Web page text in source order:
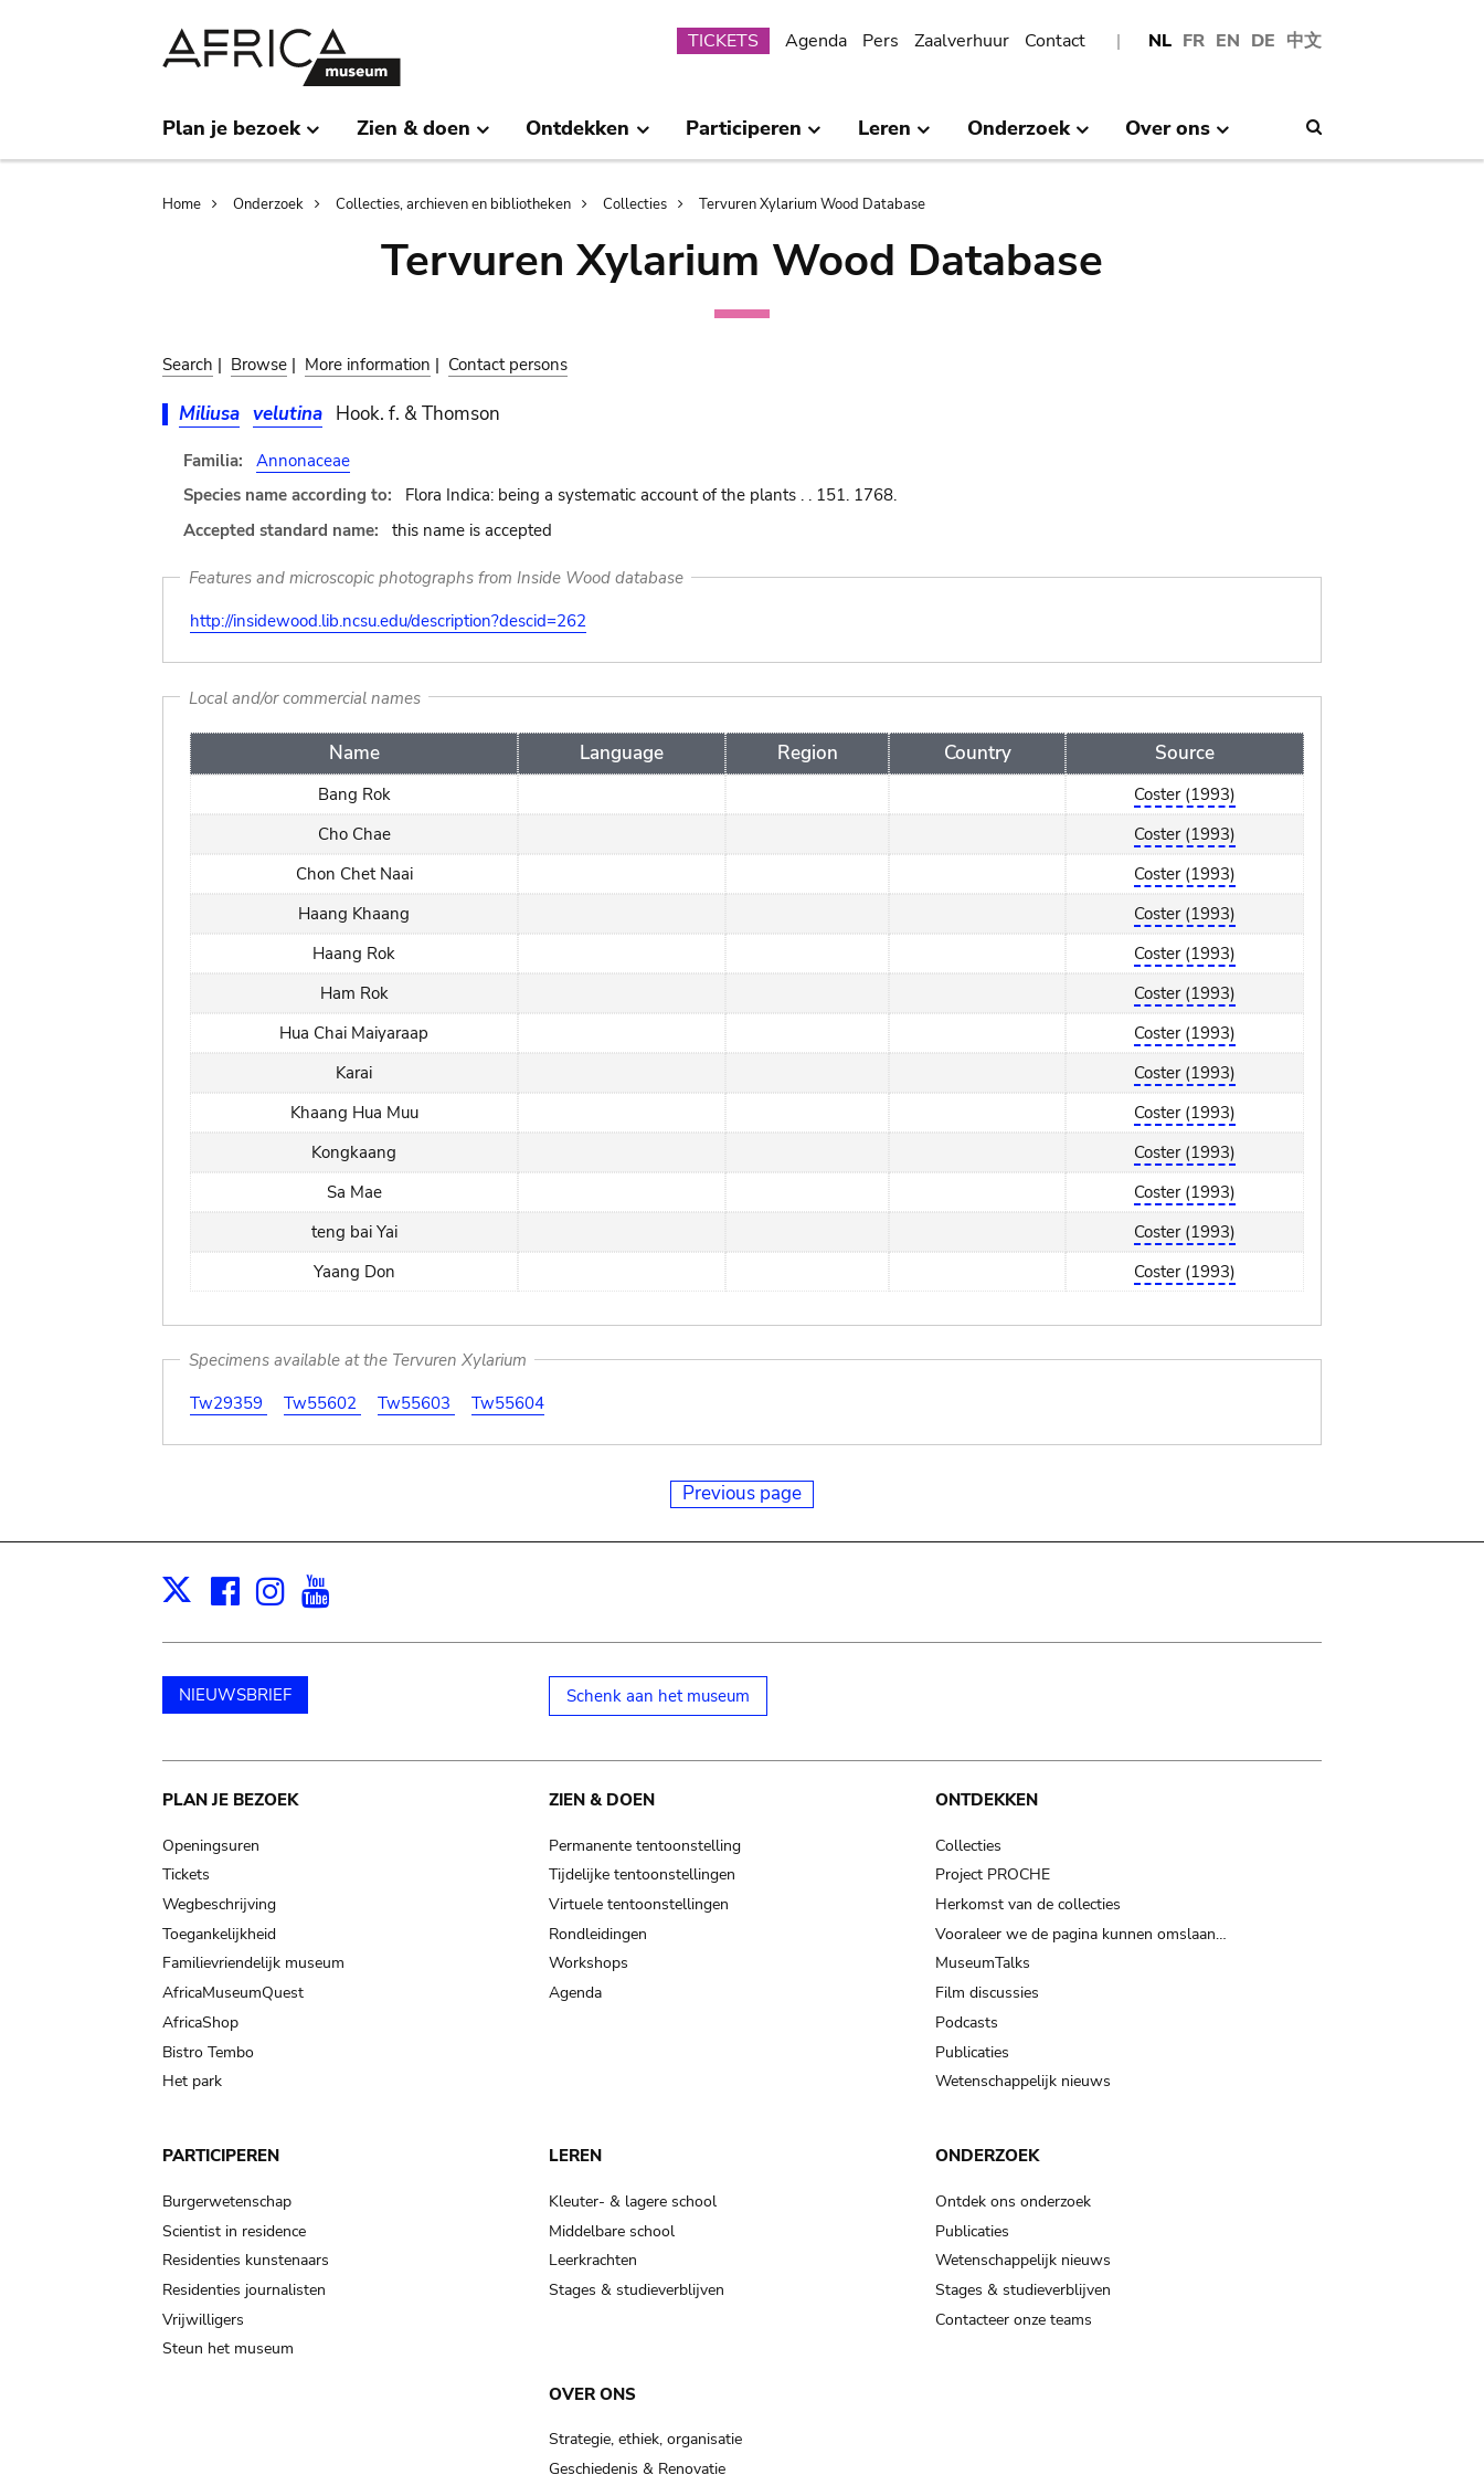
NL FR EN DE 中文
Submenu
TICKETS Agenda Pers Zaalverhuur Contact
Plan je bezoek Zien & doen Ontdekken Participeren Leren Onderzoek Over ons
Breadcrumb
Home Onderzoek Collecties, archieven en bibliotheken Collecties Tervuren Xylarium Wood Database
Tervuren Xylarium Wood Database
Search | Browse | More information | Contact persons
Miliusa velutina Hook. f. & Thomson
Familia:
Annonaceae
Species name according to:
Flora Indica: being a systematic account of the plants . . 151. 1768.
Accepted standard name:
this name is accepted
Features and microscopic photographs from Inside Wood database
http://insidewood.lib.ncsu.edu/description?descid=262
Local and/or commercial names
Name Language Region Country Source
Bang Rok
Coster (1993)
Cho Chae
Coster (1993)
Chon Chet Naai
Coster (1993)
Haang Khaang
Coster (1993)
Haang Rok
Coster (1993)
Ham Rok
Coster (1993)
Hua Chai Maiyaraap
Coster (1993)
Karai
Coster (1993)
Khaang Hua Muu
Coster (1993)
Kongkaang
Coster (1993)
Sa Mae
Coster (1993)
teng bai Yai
Coster (1993)
Yaang Don
Coster (1993)
Specimens available at the Tervuren Xylarium
Tw29359
Tw55602 Tw55603 Tw55604
Previous page
X Facebook
Instagram
NIEUWSBRIEF Schenk aan het museum
Main
navigation
PLAN JE BEZOEK
Openingsuren
Tickets
Wegbeschrijving
Toegankelijkheid
Familievriendelijk museum
AfricaMuseumQuest
AfricaShop
Bistro Tembo
Het park
ZIEN & DOEN
Permanente tentoonstelling
Tijdelijke tentoonstellingen
Virtuele tentoonstellingen
Rondleidingen
Workshops
Agenda
ONTDEKKEN
Collecties
Project PROCHE
Herkomst van de collecties
Vooraleer we de pagina kunnen omslaan…
MuseumTalks
Film discussies
Podcasts
Publicaties
Wetenschappelijk nieuws
PARTICIPEREN
Burgerwetenschap
Scientist in residence
Residenties kunstenaars
Residenties journalisten
Vrijwilligers
Steun het museum
LEREN
Kleuter- & lagere school
Middelbare school
Leerkrachten
Stages & studieverblijven
ONDERZOEK
Ontdek ons onderzoek
Publicaties
Wetenschappelijk nieuws
Stages & studieverblijven
Contacteer onze teams
OVER ONS
Strategie, ethiek, organisatie
Geschiedenis & Renovatie